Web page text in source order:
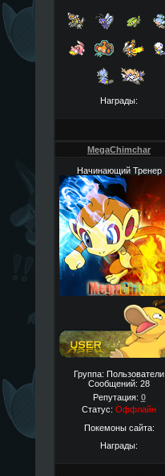
Награды:
MegaChimchar
Начинающий Тренер
Группа: Пользователи
Сообщений: 28
Репутация: 0
Статус: Оффлайн
Покемоны сайта:
Награды: